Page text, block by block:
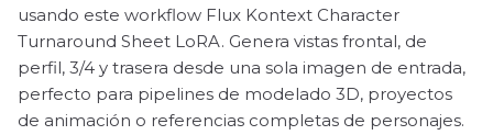
usando este workflow Flux Kontext Character
Turnaround Sheet LoRA. Genera vistas frontal, de
perfil, 3/4 y trasera desde una sola imagen de entrada,
perfecto para pipelines de modelado 3D, proyectos
de animación o referencias completas de personajes.